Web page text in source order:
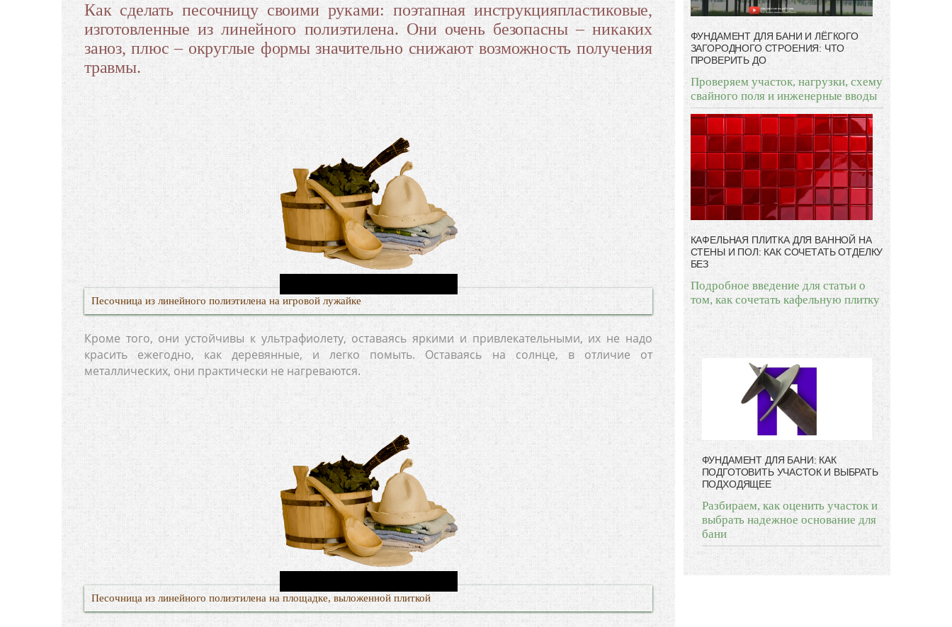
Как сделать песочницу своими руками: поэтапная инструкцияпластиковые,
изготовленные из линейного полиэтилена. Они очень безопасны – никаких
заноз, плюс – округлые формы значительно снижают возможность получения
травмы.
Песочница из линейного полиэтилена на игровой лужайке
Кроме того, они устойчивы к ультрафиолету, оставаясь яркими и привлекательными, их не надо
красить ежегодно, как деревянные, и легко помыть. Оставаясь на солнце, в отличие от
металлических, они практически не нагреваются.
Песочница из линейного полиэтилена на площадке, выложенной плиткой
ФУНДАМЕНТ ДЛЯ БАНИ И ЛЁГКОГО
ЗАГОРОДНОГО СТРОЕНИЯ: ЧТО
ПРОВЕРИТЬ ДО
Проверяем участок, нагрузки, схему
свайного поля и инженерные вводы
КАФЕЛЬНАЯ ПЛИТКА ДЛЯ ВАННОЙ НА
СТЕНЫ И ПОЛ: КАК СОЧЕТАТЬ ОТДЕЛКУ
БЕЗ
Подробное введение для статьи о
том, как сочетать кафельную плитку
ФУНДАМЕНТ ДЛЯ БАНИ: КАК
ПОДГОТОВИТЬ УЧАСТОК И ВЫБРАТЬ
ПОДХОДЯЩЕЕ
Разбираем, как оценить участок и
выбрать надежное основание для
бани